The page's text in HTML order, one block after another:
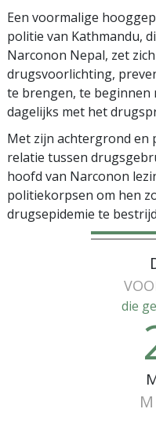
Een voormalige
politie van Kathmandu,
Narconon Nepal, zet
drugsvoorlichting,
te brengen, te
dagelijks met het
Met zijn achtergrond en
relatie tussen
hoofd van Narconon
politiekorpsen om hen
drugsepidemie te
die